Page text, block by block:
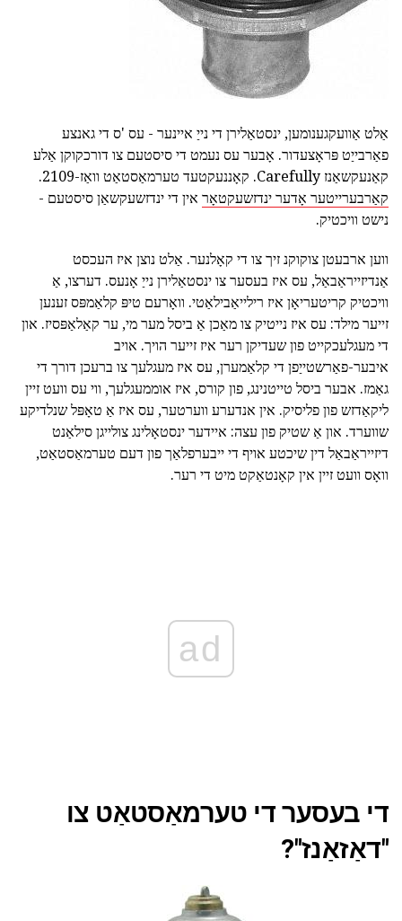
אַלט אַוועקגענומען, ינסטאַלירן די נייַ איינער - עס 'ס די גאנצע
פאַרבייַט פּראָצעדור. אָבער עס נעמט די סיסטעם צו דורכקוקן אַלע
קאַנעקשאַנז Carefully. קאָננעקטעד טערמאַסטאַט וואַז-2109.
קאַרבערייטער אָדער ינדזשעקטאָר אין די ינדזשעקשאַן סיסטעם -
נישט וויכטיק.
ווען ארבעטן צוקוקנ זיך צו די קאָלנער. אַלט נוצן איז העכסט
אַנדיזייראַבאַל, עס איז בעסער צו ינסטאַלירן נייַ אָנעס. דערצו, אַ
וויכטיק קריטעריאָן איז רילייאַבילאַטי. וואָרעם טיפּ קלאַמפּס זענען
זייער מילד: עס איז נייטיק צו מאַכן אַ ביסל מער מי, ער קאַלאַפּסיז. און
די מעגלעכקייט פון שעדיקן רער איז זייער הויך. אויב
איבער-פאַרשטייַפן די קלאַמערן, עס איז מעגלעך צו ברעכן דורך די
גאַמז. אבער ביסל טייטנינג, פון קורס, איז אוממעגלעך, ווי עס וועט זיין
ליקאַדזש פון פליסיק. אין אנדערע ווערטער, עס איז אַ טאָפּל שנלדיקע
שווערד. און אַ שטיק פון עצה: איידער ינסטאָלינג צולייגן סילאַנט
דיזייראַבאַל דין שיכטע אויף די ייבערפלאַך פון דעם טערמאַסטאַט,
וואָס וועט זיין אין קאָנטאַקט מיט די רער.
ad
די בעסער די טערמאַסטאַט צו
"דאַזאַנז"?